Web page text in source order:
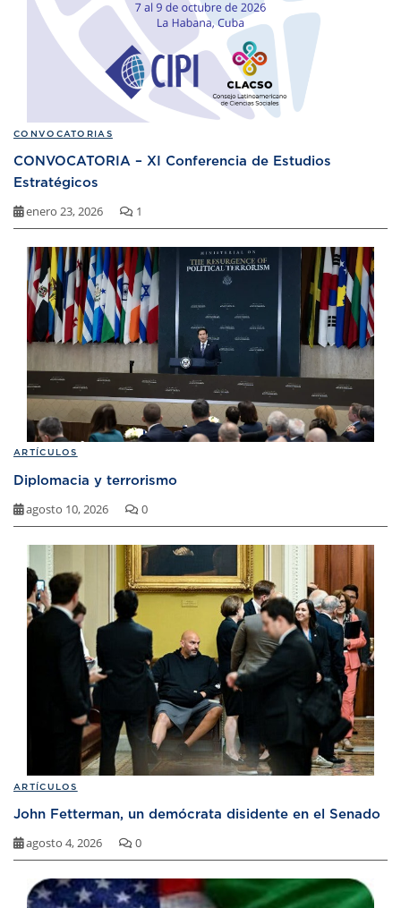
CONVOCATORIAS
CONVOCATORIA – XI Conferencia de Estudios
Estratégicos
enero 23, 2026 1
ARTÍCULOS
Diplomacia y terrorismo
agosto 10, 2026 0
ARTÍCULOS
John Fetterman, un demócrata disidente en el Senado
agosto 4, 2026 0